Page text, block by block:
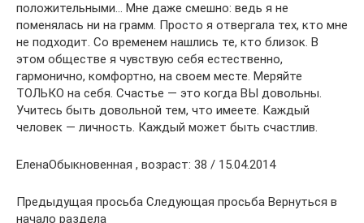
положительными… Мне даже смешно: ведь я не
поменялась ни на грамм. Просто я отвергала тех, кто мне
не подходит. Со временем нашлись те, кто близок. В
этом обществе я чувствую себя естественно,
гармонично, комфортно, на своем месте. Меряйте
ТОЛЬКО на себя. Счастье — это когда ВЫ довольны.
Учитесь быть довольной тем, что имеете. Каждый
человек — личность. Каждый может быть счастлив.
ЕленаОбыкновенная , возраст: 38 / 15.04.2014
Предыдущая просьба Следующая просьба Вернуться в
начало раздела